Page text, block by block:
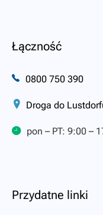
Łączność
0800 750 390
Droga do
pon – PT: 9:00 –
Przydatne linki